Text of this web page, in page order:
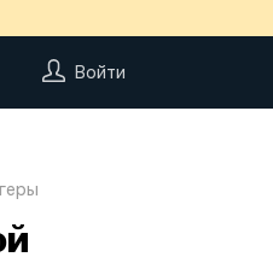
Войти